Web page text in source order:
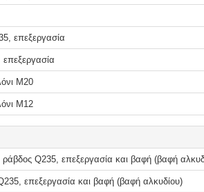
επεξεργασία
M20
M12
Q235, επεξεργασία και βαφή (βαφή
επεξεργασία και βαφή (βαφή αλκυδίου)